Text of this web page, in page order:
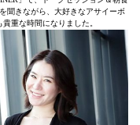
聞きながら、大好きなアサイーボ
重な時間になりました。